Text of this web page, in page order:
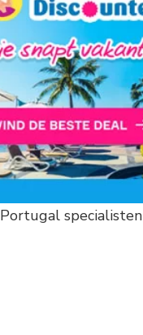
Portugal specialisten